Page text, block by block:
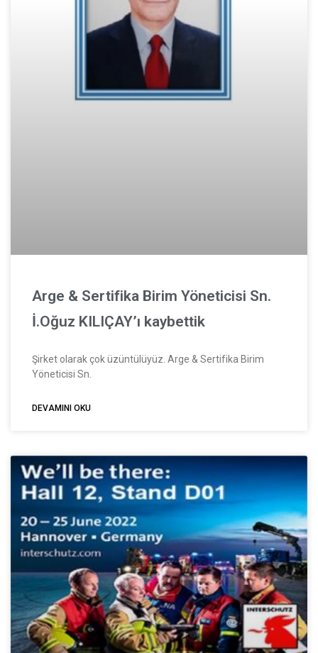
Arge & Sertifika Birim Yöneticisi Sn.
İ.Oğuz KILIÇAY’ı kaybettik
Şirket olarak çok üzüntülüyüz. Arge & Sertifika Birim
Yöneticisi Sn.
DEVAMINI OKU